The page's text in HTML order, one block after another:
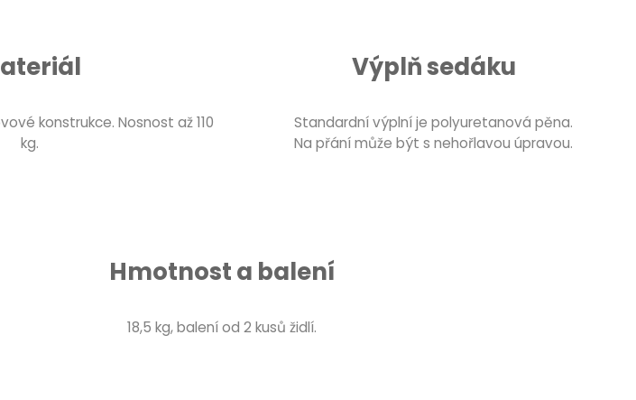
konstrukce. Nosnost až 110
kg.
Výplň sedáku
Standardní výplní je polyuretanová pěna.
Na přání může být s nehořlavou úpravou.
Hmotnost a balení
18,5 kg, balení od 2 kusů židlí.